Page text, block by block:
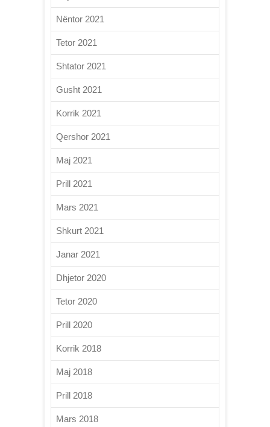
Nëntor 2021
Tetor 2021
Shtator 2021
Gusht 2021
Korrik 2021
Qershor 2021
Maj 2021
Prill 2021
Mars 2021
Shkurt 2021
Janar 2021
Dhjetor 2020
Tetor 2020
Prill 2020
Korrik 2018
Maj 2018
Prill 2018
Mars 2018